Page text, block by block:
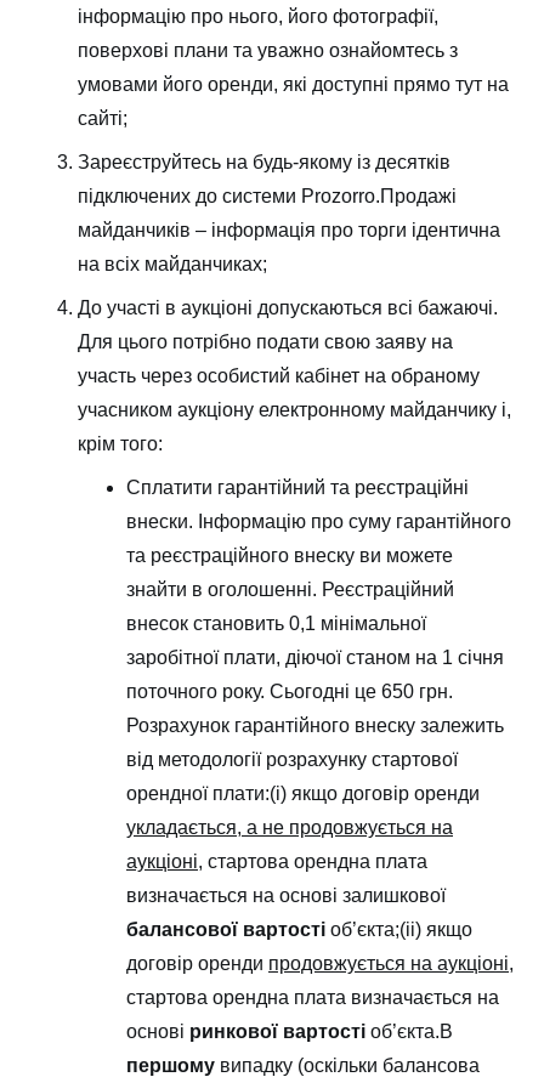
інформацію про нього, його фотографії,
поверхові плани та уважно ознайомтесь з
умовами його оренди, які доступні прямо тут на
сайті;
Зареєструйтесь на будь-якому із десятків
підключених до системи Prozorro.Продажі
майданчиків – інформація про торги ідентична
на всіх майданчиках;
До участі в аукціоні допускаються всі бажаючі.
Для цього потрібно подати свою заяву на
участь через особистий кабінет на обраному
учасником аукціону електронному майданчику і,
крім того:
Сплатити гарантійний та реєстраційні
внески. Інформацію про суму гарантійного
та реєстраційного внеску ви можете
знайти в оголошенні. Реєстраційний
внесок становить 0,1 мінімальної
заробітної плати, діючої станом на 1 січня
поточного року. Сьогодні це 650 грн.
Розрахунок гарантійного внеску залежить
від методології розрахунку стартової
орендної плати:(і) якщо договір оренди
укладається, а не продовжується на
аукціоні, стартова орендна плата
визначається на основі залишкової
балансової вартості об’єкта;(іі) якщо
договір оренди продовжується на аукціоні,
стартова орендна плата визначається на
основі ринкової вартості об’єкта.В
першому випадку (оскільки балансова